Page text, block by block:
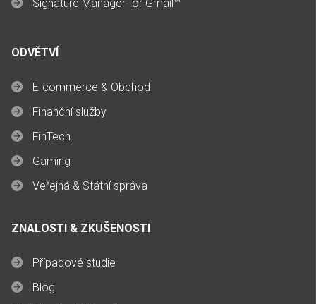
Signature Manager for Gmail™
ODVĚTVÍ
E-commerce & Obchod
Finanční služby
FinTech
Gaming
Veřejná & Státní správa
ZNALOSTI & ZKUŠENOSTI
Případové studie
Blog